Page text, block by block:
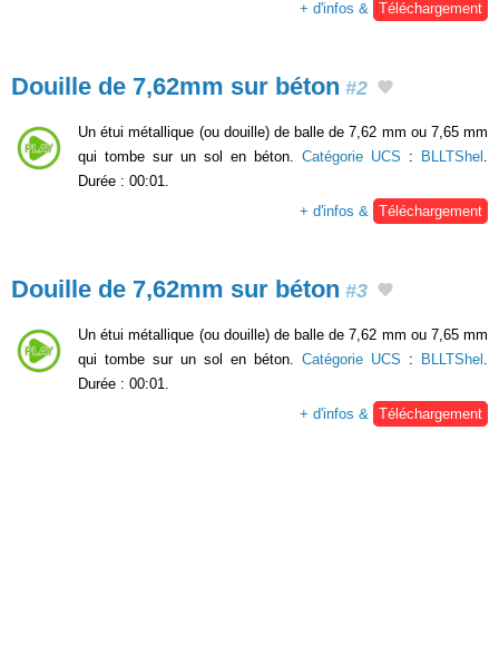
+ d'infos & Téléchargement
Douille de 7,62mm sur béton #2
Un étui métallique (ou douille) de balle de 7,62 mm ou 7,65 mm
qui tombe sur un sol en béton. Catégorie UCS : BLLTShel
Durée : 00:01.
+ d'infos &
Téléchargement
Douille de 7,62mm sur béton #3
Un étui métallique (ou douille) de balle de 7,62 mm ou 7,65 mm
qui tombe sur un sol en béton. Catégorie UCS : BLLTShel
Durée : 00:01.
+ d'infos &
Téléchargement